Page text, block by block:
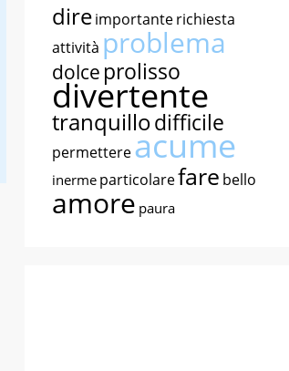
direimportanterichiesta
attività problema
dolce prolisso
divertente
tranquillodifficile
permettereacume
inerme particolarefare bello
amore paura